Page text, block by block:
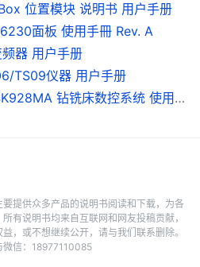
位置模块 说明书 用户手册
面板 使用手冊 Rev. A
器 用户手册
TS09仪器 用户手册
广州数控设备有限公司 GSK928MA 钻铣床数控系统 使用手册
提供众多产品的说明书阅读和下载，为各
有说明书均来自互联网和网友投稿贡献，
，或不想继续公开，请与我们联系删除。
微信：18977110085